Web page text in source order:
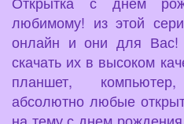
любимому! из этой
онлайн и они для Вас!
скачать их в высоком
планшет,
абсолютно любые